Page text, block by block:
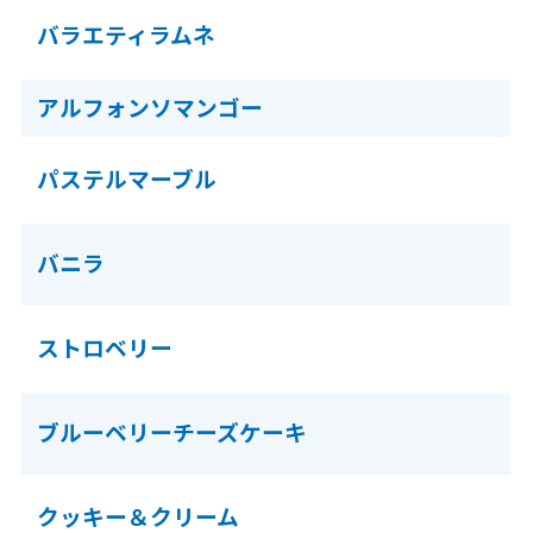
バラエティラムネ
アルフォンソマンゴー
パステルマーブル
バニラ
ストロベリー
ブルーベリーチーズケーキ
クッキー＆クリーム